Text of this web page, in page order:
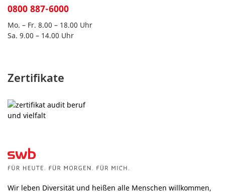
0800 887-6000
Mo. – Fr. 8.00 – 18.00 Uhr
Sa. 9.00 – 14.00 Uhr
Zertifikate
Wir leben Diversität und heißen alle Menschen willkommen,